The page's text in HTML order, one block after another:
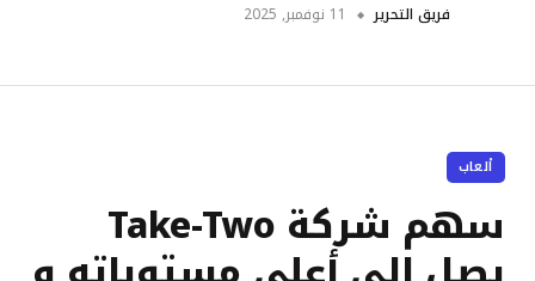
فريق التحرير 11 نوفمبر, 2025
ألعاب
سهم شركة Take-Two